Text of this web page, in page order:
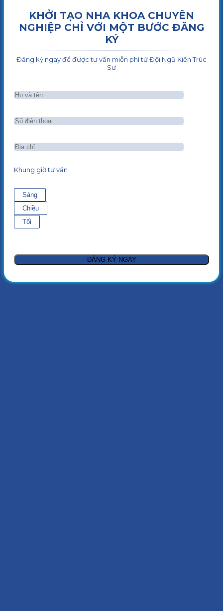
KHỞI TẠO NHA KHOA CHUYÊN
NGHIỆP CHỈ VỚI MỘT BƯỚC ĐĂNG
KÝ
Đăng ký ngay để được tư vấn miễn phí từ Đội Ngũ Kiến Trúc
Sư
Khung giờ tư vấn
Sáng
Chiều
Tối